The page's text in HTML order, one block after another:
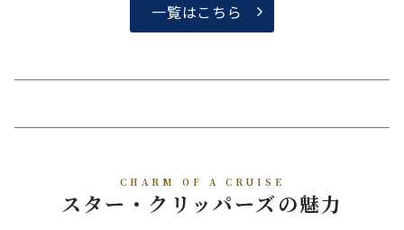
一覧はこちら
CHARM OF A CRUISE
スター・クリッパーズの魅力